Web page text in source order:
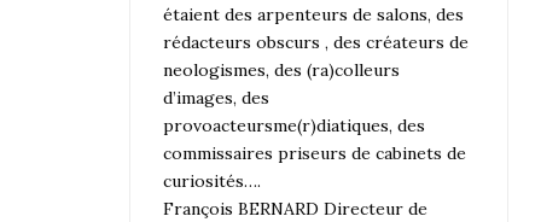
étaient des arpenteurs de salons, des
rédacteurs obscurs , des créateurs de
neologismes, des (ra)colleurs
d’images, des
provoacteursme(r)diatiques, des
commissaires priseurs de cabinets de
curiosités….
François BERNARD Directeur de